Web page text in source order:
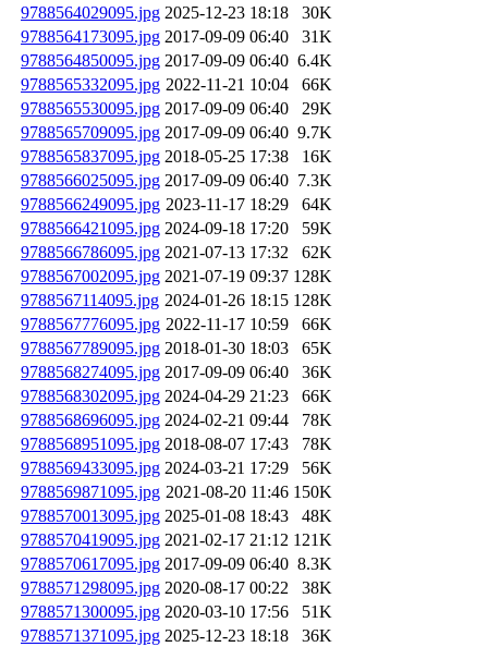
9788564029095.jpg 2025-12-23 18:18
30K
9788564173095.jpg 2017-09-09 06:40
31K
9788564850095.jpg 2017-09-09 06:40 6.4K
9788565332095.jpg 2022-11-21 10:04
66K
9788565530095.jpg 2017-09-09 06:40
29K
9788565709095.jpg 2017-09-09 06:40 9.7K
9788565837095.jpg 2018-05-25 17:38
16K
9788566025095.jpg 2017-09-09 06:40 7.3K
9788566249095.jpg 2023-11-17 18:29
64K
9788566421095.jpg 2024-09-18 17:20
59K
9788566786095.jpg 2021-07-13 17:32
62K
9788567002095.jpg 2021-07-19 09:37 128K
9788567114095.jpg 2024-01-26 18:15 128K
9788567776095.jpg 2022-11-17 10:59
66K
9788567789095.jpg 2018-01-30 18:03
65K
9788568274095.jpg 2017-09-09 06:40
36K
9788568302095.jpg 2024-04-29 21:23
66K
9788568696095.jpg 2024-02-21 09:44
78K
9788568951095.jpg 2018-08-07 17:43
78K
9788569433095.jpg 2024-03-21 17:29
56K
9788569871095.jpg 2021-08-20 11:46 150K
9788570013095.jpg 2025-01-08 18:43
48K
9788570419095.jpg 2021-02-17 21:12 121K
9788570617095.jpg 2017-09-09 06:40 8.3K
9788571298095.jpg 2020-08-17 00:22
38K
9788571300095.jpg 2020-03-10 17:56
51K
9788571371095.jpg 2025-12-23 18:18
36K